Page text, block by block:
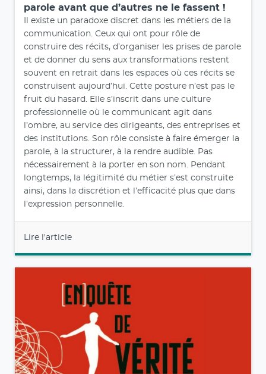
parole avant que d’autres ne le fassent !
Il existe un paradoxe discret dans les métiers de la
communication. Ceux qui ont pour rôle de
construire des récits, d’organiser les prises de parole
et de donner du sens aux transformations restent
souvent en retrait dans les espaces où ces récits se
construisent aujourd’hui. Cette posture n’est pas le
fruit du hasard. Elle s’inscrit dans une culture
professionnelle où le communicant agit dans
l’ombre, au service des dirigeants, des entreprises et
des institutions. Son rôle consiste à faire émerger la
parole, à la structurer, à la rendre audible. Pas
nécessairement à la porter en son nom. Pendant
longtemps, la légitimité du métier s’est construite
ainsi, dans la discrétion et l’efficacité plus que dans
l’expression personnelle.
Lire l'article